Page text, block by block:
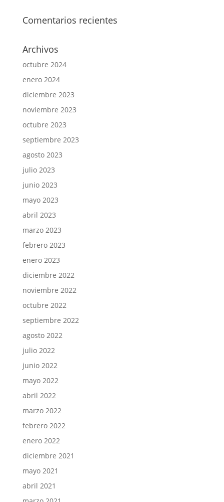
Comentarios recientes
Archivos
octubre 2024
enero 2024
diciembre 2023
noviembre 2023
octubre 2023
septiembre 2023
agosto 2023
julio 2023
junio 2023
mayo 2023
abril 2023
marzo 2023
febrero 2023
enero 2023
diciembre 2022
noviembre 2022
octubre 2022
septiembre 2022
agosto 2022
julio 2022
junio 2022
mayo 2022
abril 2022
marzo 2022
febrero 2022
enero 2022
diciembre 2021
mayo 2021
abril 2021